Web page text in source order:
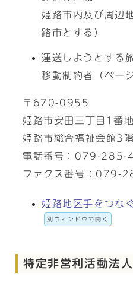
姫路市内及び周辺
路市とする）
運送しようとする
移動制約者（ペー
〒670-0955
姫路市安田三丁目1番地
姫路市総合福祉会館
電話番号：079-285-
ファクス番号：079-
姫路地区手をつな
別ウィンドウで開く
特定非営利活動法